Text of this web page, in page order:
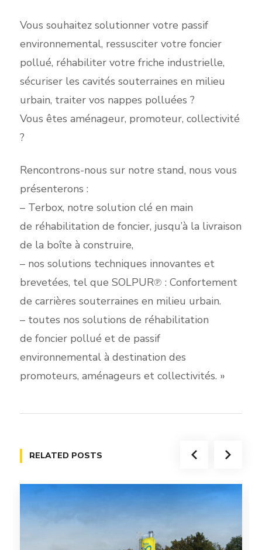
Vous souhaitez solutionner votre passif
environnemental, ressusciter votre foncier
pollué, réhabiliter votre friche industrielle,
sécuriser les cavités souterraines en milieu
urbain, traiter vos nappes polluées ?
Vous êtes aménageur, promoteur, collectivité
?
Rencontrons-nous sur notre stand, nous vous
présenterons :
– Terbox, notre solution clé en main
de réhabilitation de foncier, jusqu’à la livraison
de la boîte à construire,
– nos solutions techniques innovantes et
brevetées, tel que SOLPUR℗ : Confortement
de carrières souterraines en milieu urbain.
– toutes nos solutions de réhabilitation
de foncier pollué et de passif
environnemental à destination des
promoteurs, aménageurs et collectivités. »
RELATED POSTS